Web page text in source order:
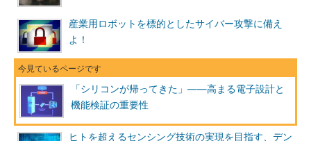
産業用ロボットを標的としたサイバー攻撃に備え
よ！
「シリコンが帰ってきた」――高まる電子設計と
機能検証の重要性
ヒトを超えるセンシング技術の実現を目指す、デン